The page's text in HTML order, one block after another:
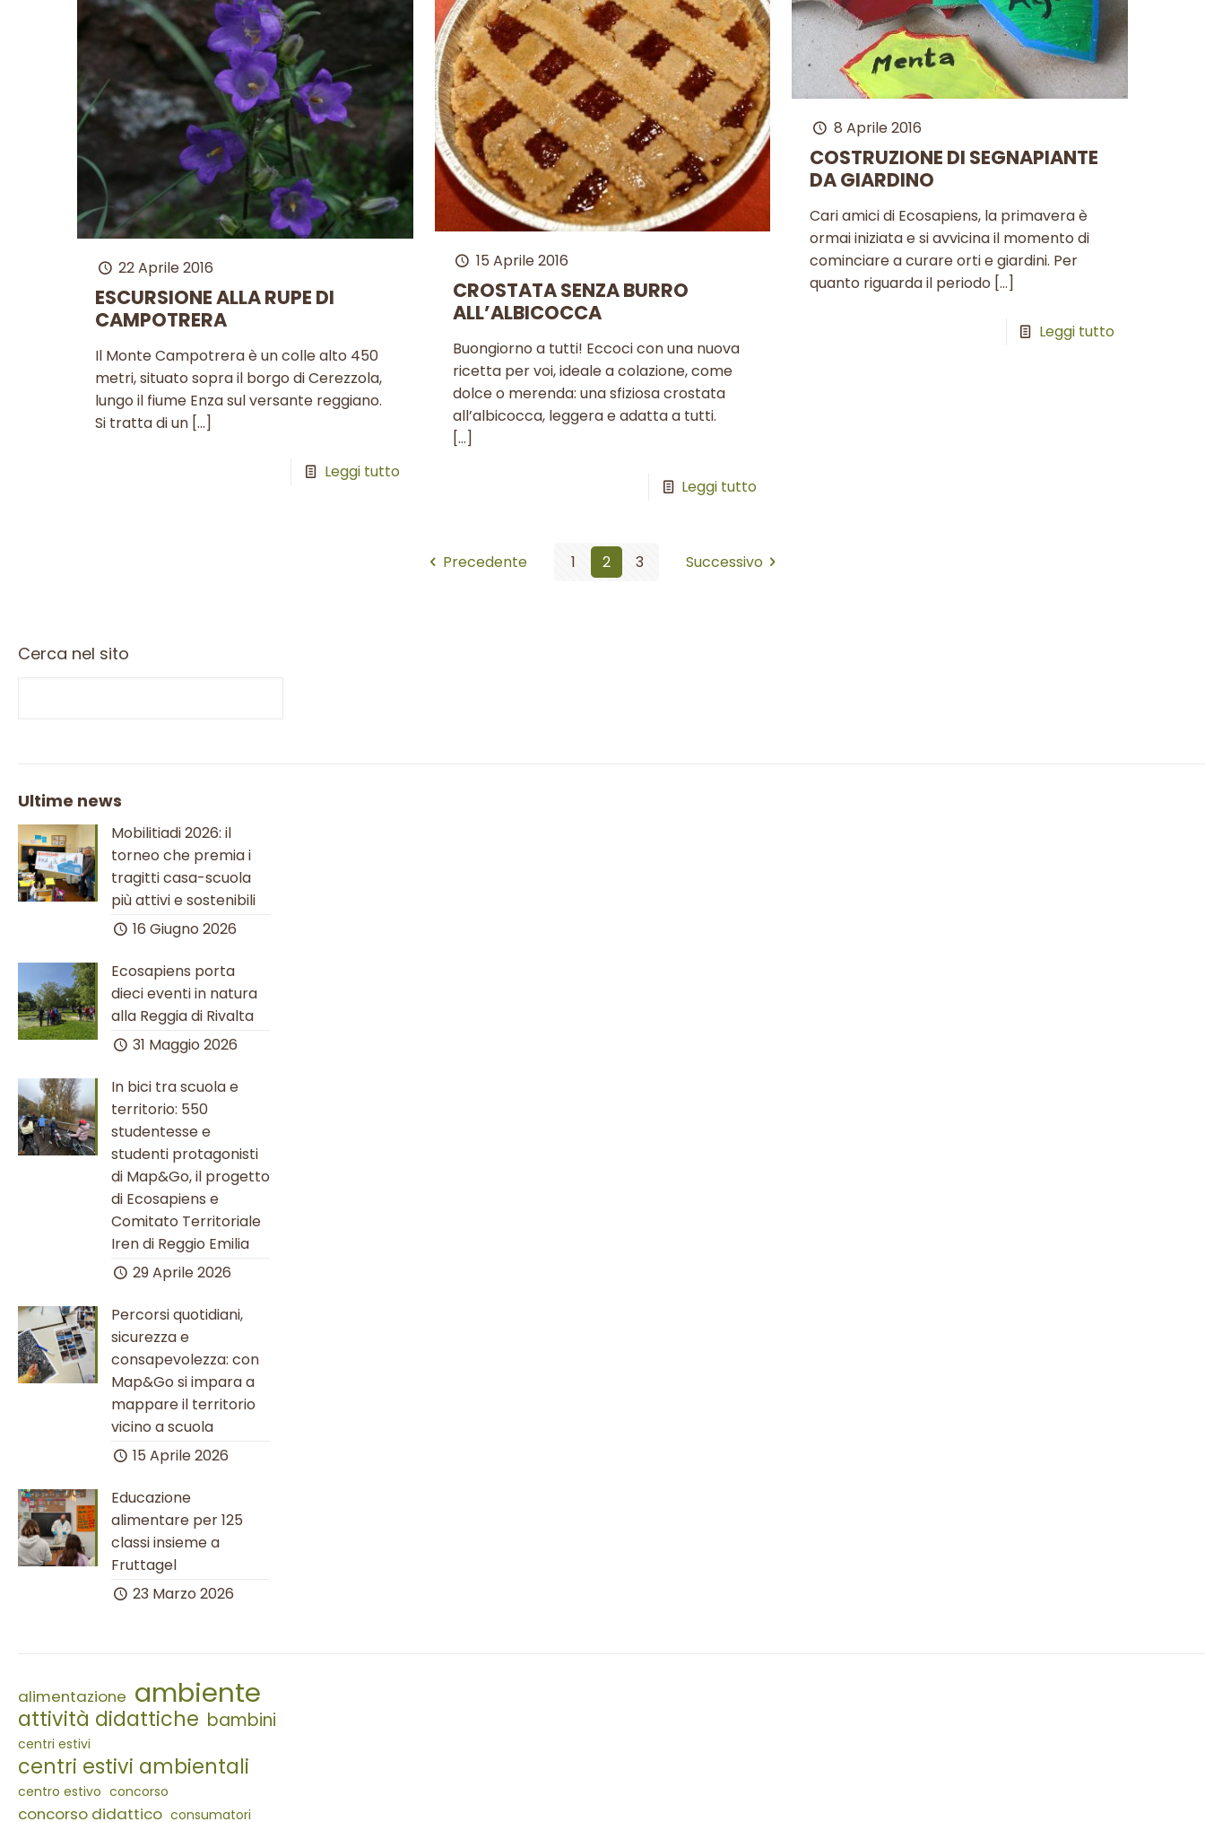
22 Aprile 2016
ESCURSIONE ALLA RUPE DI
CAMPOTRERA
Il Monte Campotrera è un colle alto 450
metri, situato sopra il borgo di Cerezzola,
lungo il fiume Enza sul versante reggiano.
Si tratta di un[…]
Leggi tutto
15 Aprile 2016
CROSTATA SENZA BURRO
ALL’ALBICOCCA
Buongiorno a tutti! Eccoci con una nuova
ricetta per voi, ideale a colazione, come
dolce o merenda: una sfiziosa crostata
all’albicocca, leggera e adatta a tutti.
[…]
Leggi tutto
8 Aprile 2016
COSTRUZIONE DI SEGNAPIANTE
DA GIARDINO
Cari amici di Ecosapiens, la primavera è
ormai iniziata e si avvicina il momento di
cominciare a curare orti e giardini. Per
quanto riguarda il periodo […]
Leggi tutto
Precedente 1 2 3 Successivo
Cerca nel sito
Ultime news
Mobilitiadi 2026: il
torneo che premia i
tragitti casa-scuola
più attivi e sostenibili
16 Giugno 2026
Ecosapiens porta
dieci eventi in natura
alla Reggia di Rivalta
31 Maggio 2026
In bici tra scuola e
territorio: 550
studentesse e
studenti protagonisti
di Map&Go, il progetto
di Ecosapiens e
Comitato Territoriale
Iren di Reggio Emilia
29 Aprile 2026
Percorsi quotidiani,
sicurezza e
consapevolezza: con
Map&Go si impara a
mappare il territorio
vicino a scuola
15 Aprile 2026
Educazione
alimentare per 125
classi insieme a
Fruttagel
23 Marzo 2026
alimentazione ambiente
attività didattiche bambini
centri estivi
centri estivi ambientali
centro estivo concorso
concorso didattico consumatori